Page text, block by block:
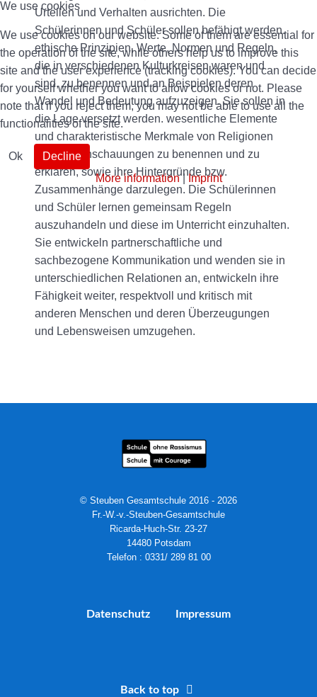
Urteilen und Verhalten ausrichten. Die
Schülerinnen und Schüler sollen befähigt werden.
ethische Prinzipien, Werte, Normen und Regeln,
die in verschiedenen Kulturkreisen waren und
sind, zu benennen und an Beispielen deren
Wandel und Bedeutung aufzuzeigen. Sie sollen in
die Lage versetzt werden. wesentliche Elemente
und charakteristische Merkmale von Religionen
und Weltanschauungen zu benennen und zu
erklären, sowie ihre Hintergründe bzw.
Zusammenhänge darzulegen. Die Schülerinnen
und Schüler lernen gemeinsam Regeln
auszuhandeln und diese im Unterricht einzuhalten.
Sie entwickeln partnerschaftliche und
sachbezogene Kommunikation und wenden sie in
unterschiedlichen Relationen an, entwickeln ihre
Fähigkeit weiter, respektvoll und kritisch mit
anderen Menschen und deren Überzeugungen
und Lebensweisen umzugehen.
© Steuben Gesamtschule 2016 - 2026
Fr.-W.-v.-Steuben-Gesamtschule
Ricarda-Huch-Str. 23-27
14480 Potsdam
Telefon : 0331/ 289 81 00
Datenschutz Impressum
Back to top
We use cookies
We use cookies on our website. Some of them are essential for
the operation of the site, while others help us to improve this
site and the user experience (tracking cookies). You can decide
for yourself whether you want to allow cookies or not. Please
note that if you reject them, you may not be able to use all the
functionalities of the site.
Ok
Decline
More information|Imprint